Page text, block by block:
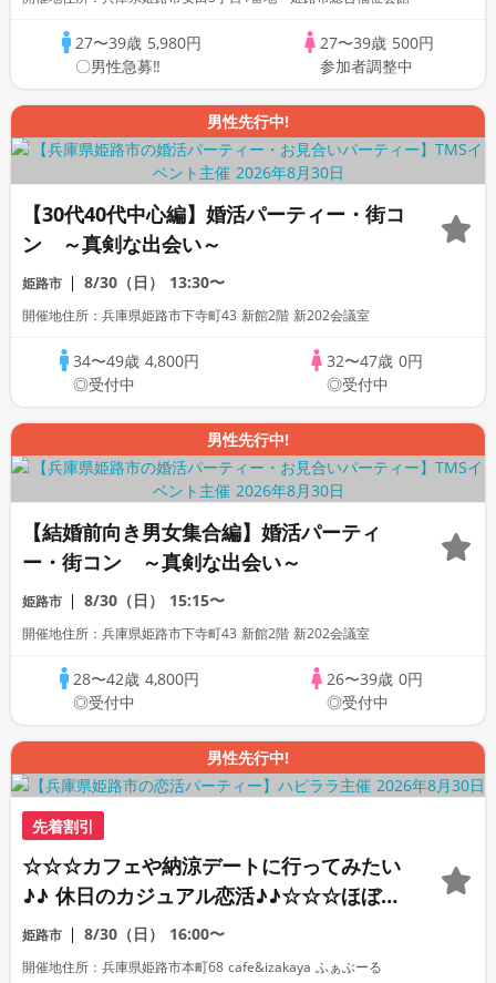
27〜39歳 5,980円
〇男性急募‼
27〜39歳 500円
参加者調整中
男性先行中!
【30代40代中心編】婚活パーティー・街コ
ン ～真剣な出会い～
姫路市 8/30（日） 13:30〜
開催地住所：兵庫県姫路市下寺町43 新館2階 新202会議室
34〜49歳 4,800円
◎受付中
32〜47歳 0円
◎受付中
男性先行中!
【結婚前向き男女集合編】婚活パーティ
ー・街コン ～真剣な出会い～
姫路市 8/30（日） 15:15〜
開催地住所：兵庫県姫路市下寺町43 新館2階 新202会議室
28〜42歳 4,800円
◎受付中
26〜39歳 0円
◎受付中
男性先行中!
先着割引
☆☆☆カフェや納涼デートに行ってみたい
♪♪ 休日のカジュアル恋活♪♪☆☆☆ほぼ30
代中心♪♪ 気軽に楽しめる合コンパーティ
ー? お友達作りから始める楽しい出会い♪♪
姫路市 8/30（日） 16:00〜
開催地住所：兵庫県姫路市本町68 cafe&izakaya ふぁぶーる